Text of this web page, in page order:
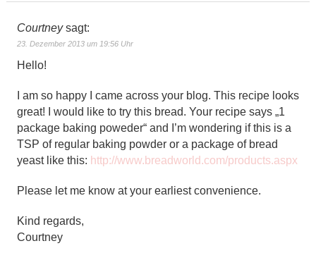
Courtney sagt:
23. Dezember 2013 um 19:56 Uhr
Hello!
I am so happy I came across your blog. This recipe looks
great! I would like to try this bread. Your recipe says „1
package baking poweder“ and I’m wondering if this is a
TSP of regular baking powder or a package of bread
yeast like this: http://www.breadworld.com/products.aspx
Please let me know at your earliest convenience.
Kind regards,
Courtney